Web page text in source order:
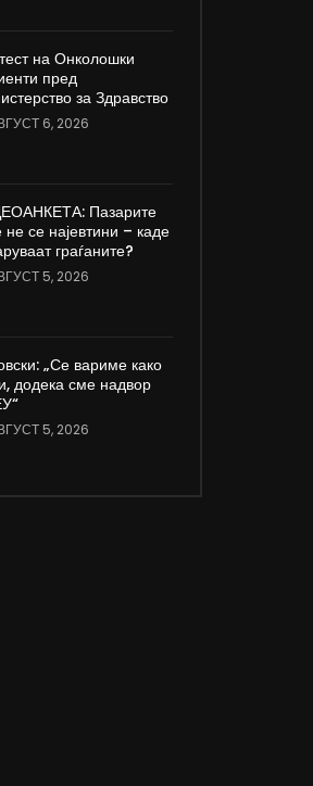
на Онколошки
пред
за Здравство
6, 2026
Пазарите
не се најевтини – каде
граѓаните?
5, 2026
„Се вариме како
додека сме надвор
5, 2026